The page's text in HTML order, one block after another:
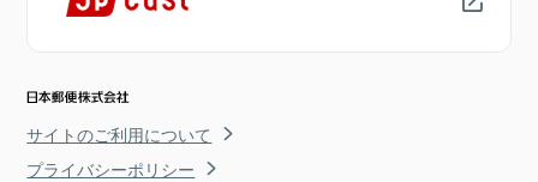
サイトのご利用について
プライバシーポリシー